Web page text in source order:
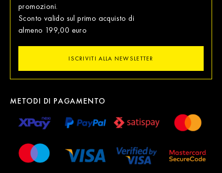
promozioni.
Sconto valido sul primo acquisto di
almeno 199,00 euro
ISCRIVITI ALLA NEWSLETTER
METODI DI PAGAMENTO